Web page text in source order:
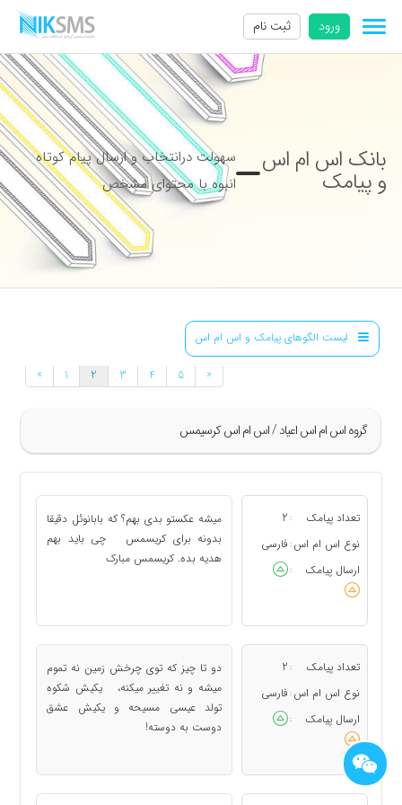
ورود ثبت نام
بانک اس ام اس
و پیامک
سهولت درانتخاب و ارسال پیام کوتاه
انبوه با محتوای مشخص
لیست الگوهای پیامک و اس ام اس
گروه اس ام اس اعياد / اس ام اس کرسیمس
» 1 2 3 4 5 «
تعداد پیامک :
2
نوع اس ام اس : فارسی
ارسال پیامک
:
میشه عکستو بدی بهم؟ که بابانوئل دقیقا
بدونه برای کریسمس چی باید بهم
هدیه بده. کریسمس مبارک
تعداد پیامک :
2
نوع اس ام اس : فارسی
ارسال پیامک
:
دو تا چیز که توی چرخش زمین نه تموم
میشه و نه تغییر میکنه، یکیش شکوه
تولد عیسی مسیحه و یکیش عشق
دوست به دوسته!